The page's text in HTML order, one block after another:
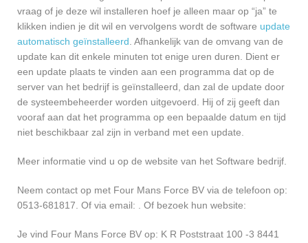
vraag of je deze wil installeren hoef je alleen maar op “ja” te
klikken indien je dit wil en vervolgens wordt de software update
automatisch geïnstalleerd. Afhankelijk van de omvang van de
update kan dit enkele minuten tot enige uren duren. Dient er
een update plaats te vinden aan een programma dat op de
server van het bedrijf is geïnstalleerd, dan zal de update door
de systeembeheerder worden uitgevoerd. Hij of zij geeft dan
vooraf aan dat het programma op een bepaalde datum en tijd
niet beschikbaar zal zijn in verband met een update.
Meer informatie vind u op de website van het Software bedrijf.
Neem contact op met Four Mans Force BV via de telefoon op:
0513-681817. Of via email: . Of bezoek hun website:
Je vind Four Mans Force BV op: K R Poststraat 100 -3 8441